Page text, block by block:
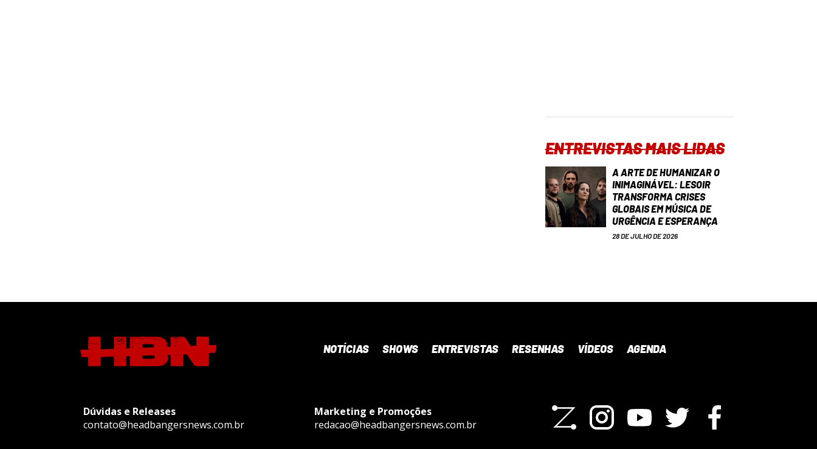
ENTREVISTAS MAIS LIDAS
A ARTE DE HUMANIZAR O
INIMAGINÁVEL: LESOIR
TRANSFORMA CRISES
GLOBAIS EM MÚSICA DE
URGÊNCIA E ESPERANÇA
28 DE JULHO DE 2026
NOTÍCIAS SHOWS ENTREVISTAS RESENHAS VÍDEOS AGENDA
Dúvidas e Releases
contato@headbangersnews.com.br
Marketing e Promoções
redacao@headbangersnews.com.br